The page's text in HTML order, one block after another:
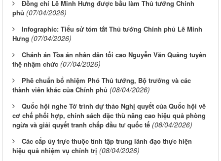
Đồng chí Lê Minh Hưng được bầu làm Thủ tướng Chính
phủ (07/04/2026)
Infographic: Tiểu sử tóm tắt Thủ tướng Chính phủ Lê Minh
Hưng (07/04/2026)
Chánh án Tòa án nhân dân tối cao Nguyễn Văn Quảng tuyên
thệ nhậm chức (07/04/2026)
Phê chuẩn bổ nhiệm Phó Thủ tướng, Bộ trưởng và các
thành viên khác của Chính phủ (08/04/2026)
Quốc hội nghe Tờ trình dự thảo Nghị quyết của Quốc hội về
cơ chế phối hợp, chính sách đặc thù nâng cao hiệu quả phòng
ngừa và giải quyết tranh chấp đầu tư quốc tế (08/04/2026)
Các cấp ủy trực thuộc tỉnh tập trung lãnh đạo thực hiện
hiệu quả nhiệm vụ chính trị (08/04/2026)